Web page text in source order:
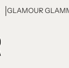
GLAMOUR